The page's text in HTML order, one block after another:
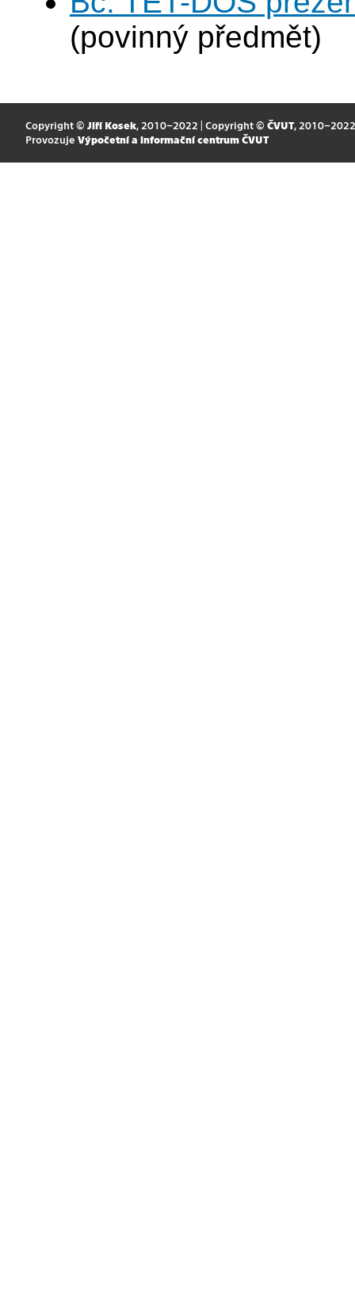
(povinný předmět)
Copyright © Jiří Kosek, 2010–2022 | Copyright © ČVUT, 2010–2022
Provozuje Výpočetní a informační centrum ČVUT